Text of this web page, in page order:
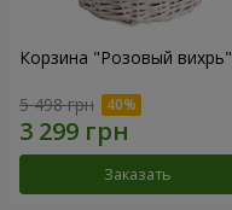
Корзина "Розовый вихрь"
5 498 грн
Заказать